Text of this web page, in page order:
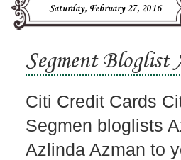
Saturday, February 27, 2016
Segment Bloglist
Citi Credit Cards
Segmen bloglists
Azlinda Azman to